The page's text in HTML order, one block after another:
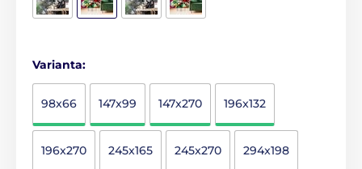
Varianta:
98x66 147x99 147x270 196x132
196x270 245x165 245x270 294x198